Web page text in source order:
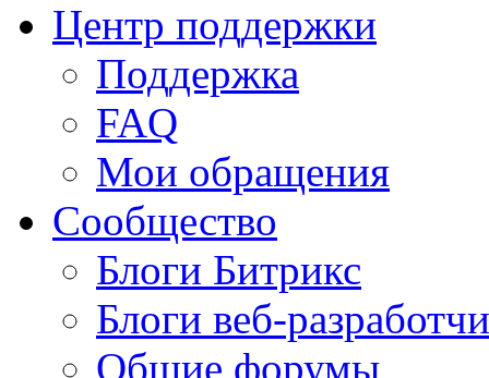
Центр поддержки
Поддержка
FAQ
Мои обращения
Сообщество
Блоги Битрикс
Блоги веб-
Общие форумы